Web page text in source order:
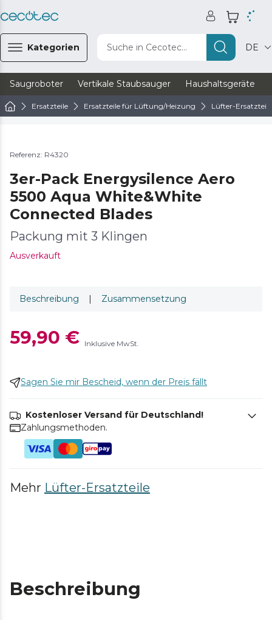
Kategorien Suche in Cecotec... DE
Saugroboter Vertikale Staubsauger Haushaltsgeräte
Ersatzteile Ersatzteile für Lüftung/Heizung Lüfter-Ersatzteile
Referenz: R4320
3er-Pack Energysilence Aero
5500 Aqua White&White
Connected Blades
Packung mit 3 Klingen
Ausverkauft
Beschreibung | Zusammensetzung
59,90 € Inklusive MwSt.
Sagen Sie mir Bescheid, wenn der Preis fällt
Kostenloser Versand für Deutschland!
Zahlungsmethoden.
Mehr Lüfter-Ersatzteile
Beschreibung